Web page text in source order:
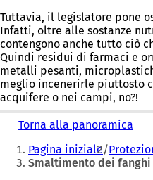
Tuttavia, il legislatore pone
Infatti, oltre alle sostanze
contengono anche tutto ciò
Quindi residui di farmaci e
metalli pesanti,
meglio incenerirle piuttosto
acquifere o nei campi, no?!
Torna alla panoramica
Siete
qui:
Pagina iniziale
Smaltimento dei